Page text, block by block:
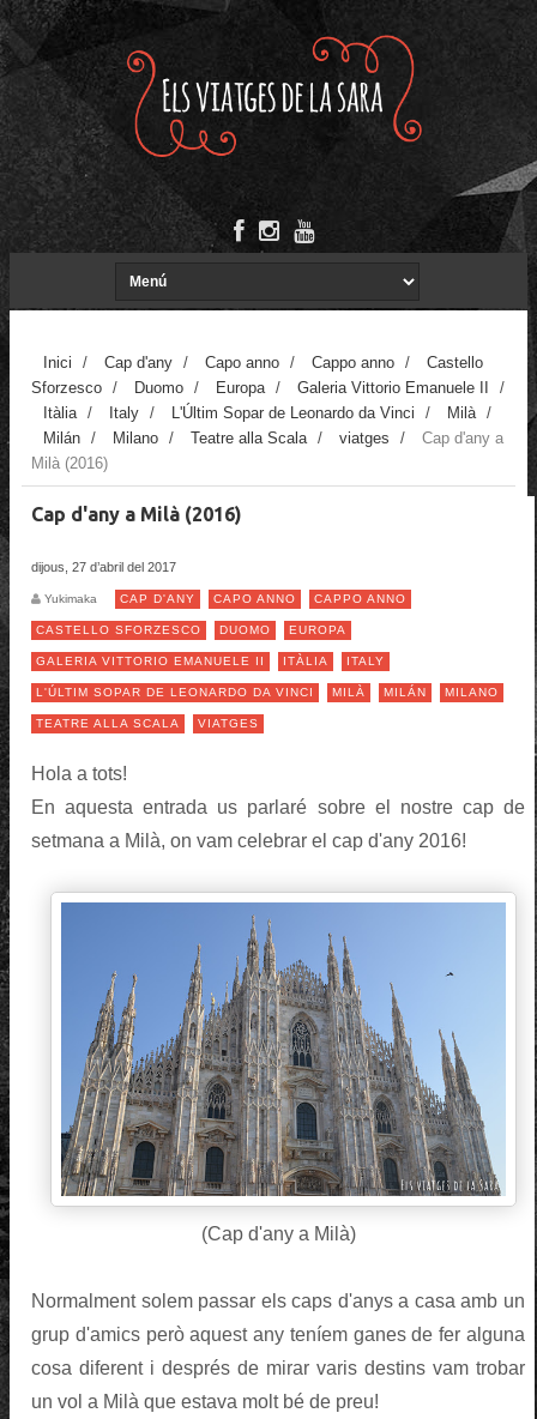
Inici / Cap d'any / Capo anno / Cappo anno /
Castello
Sforzesco / Duomo / Europa / Galeria Vittorio Emanuele II
/
Itàlia / Italy / L'Últim Sopar de Leonardo da Vinci / Milà /
Milán / Milano / Teatre alla Scala / viatges /
Cap d'any a
Milà (2016)
Cap d'any a Milà (2016)
dijous, 27 d’abril del 2017
Yukimaka CAP D'ANY CAPO ANNO CAPPO ANNO
CASTELLO SFORZESCO DUOMO EUROPA
GALERIA VITTORIO EMANUELE II ITÀLIA ITALY
L'ÚLTIM SOPAR DE LEONARDO DA VINCI MILÀ MILÁN MILANO
TEATRE ALLA SCALA VIATGES
Hola a tots!
En aquesta entrada us parlaré sobre el nostre cap de
setmana a Milà, on vam celebrar el cap d'any 2016!
(Cap d'any a Milà)
Normalment solem passar els caps d'anys a casa amb un
grup d'amics però aquest any teníem ganes de fer alguna
cosa diferent i després de mirar varis destins vam trobar
un vol a Milà que estava molt bé de preu!